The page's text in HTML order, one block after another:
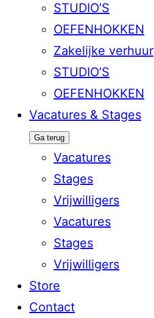
STUDIO’S
OEFENHOKKEN
Zakelijke verhuur
STUDIO’S
OEFENHOKKEN
Vacatures & Stages
Ga terug
Vacatures
Stages
Vrijwilligers
Vacatures
Stages
Vrijwilligers
Store
Contact